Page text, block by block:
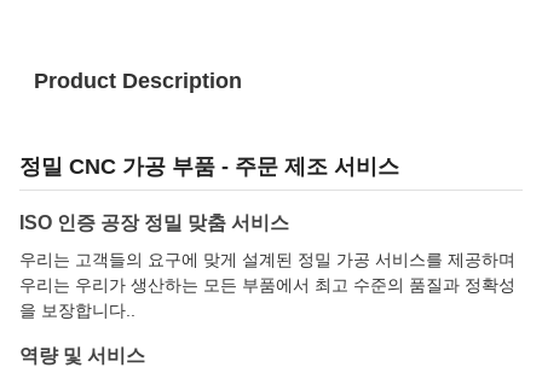
Product Description
정밀 CNC 가공 부품 - 주문 제조 서비스
ISO 인증 공장 정밀 맞춤 서비스
우리는 고객들의 요구에 맞게 설계된 정밀 가공 서비스를 제공하며
우리는 우리가 생산하는 모든 부품에서 최고 수준의 품질과 정확성
을 보장합니다..
역량 및 서비스